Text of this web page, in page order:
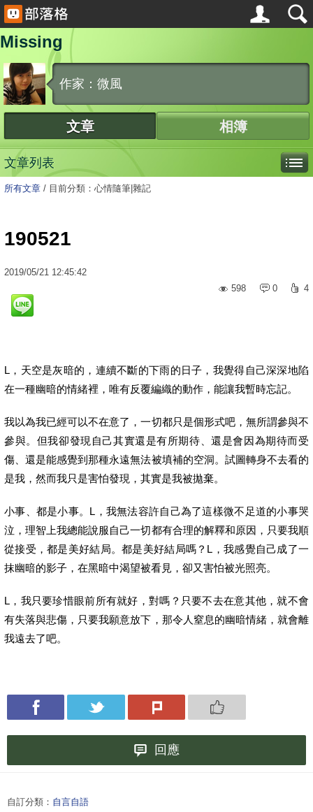
Missing
作家：微風
文章 相簿
文章列表
所有文章 / 目前分類：心情隨筆|雜記
190521
2019/05/21 12:45:42
598
0 4
L，天空是灰暗的，連續不斷的下雨的日子，我覺得自己深深地陷
在一種幽暗的情緒裡，唯有反覆編織的動作，能讓我暫時忘記。
我以為我已經可以不在意了，一切都只是個形式吧，無所謂參與不
參與。但我卻發現自己其實還是有所期待、還是會因為期待而受
傷、還是能感覺到那種永遠無法被填補的空洞。試圖轉身不去看的
是我，然而我只是害怕發現，其實是我被拋棄。
小事、都是小事。L，我無法容許自己為了這樣微不足道的小事哭
泣，理智上我總能說服自己一切都有合理的解釋和原因，只要我順
從接受，都是美好結局。都是美好結局嗎？L，我感覺自己成了一
抹幽暗的影子，在黑暗中渴望被看見，卻又害怕被光照亮。
L，我只要珍惜眼前所有就好，對嗎？只要不去在意其他，就不會
有失落與悲傷，只要我願意放下，那令人窒息的幽暗情緒，就會離
我遠去了吧。
回應
自訂分類： 自言自語